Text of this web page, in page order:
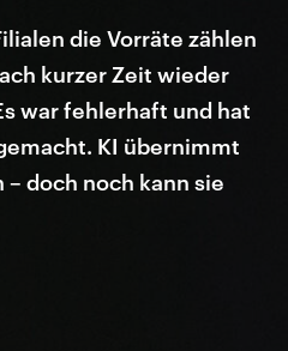
die Vorräte zählen
kurzer Zeit wieder
war fehlerhaft und hat
KI übernimmt
doch noch kann sie